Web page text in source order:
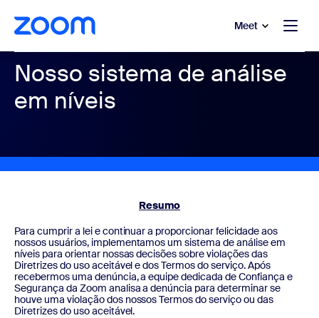
principal
chat de ajuda Meet
Nosso sistema de análise
em níveis
Resumo
Para cumprir a lei e continuar a proporcionar felicidade aos
nossos usuários, implementamos um sistema de análise em
níveis para orientar nossas decisões sobre violações das
Diretrizes do uso aceitável e dos Termos do serviço. Após
recebermos uma denúncia, a equipe dedicada de Confiança e
Segurança da Zoom analisa a denúncia para determinar se
houve uma violação dos nossos Termos do serviço ou das
Diretrizes do uso aceitável.